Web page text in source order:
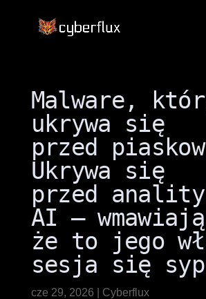
Malware,
ukrywa się
przed
Ukrywa się
przed
AI –
że to jego
sesja się
cze 29, 2026 Cyberflux